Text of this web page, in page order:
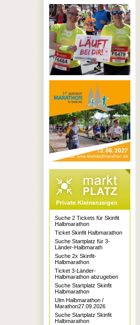
Suche 2 Tickets für Skinfit
Halbmarathon
Ticket Skinfit Halbmarathon
Suche Startplatz für 3-
Länder-Halbmarath
Suche 2x Skinfit-
Halbmarathon
Ticket 3-Länder-
Halbmarathon abzugeben
Suche Startplatz Skinfit
Halbmarathon
Ulm Halbmarathon /
Marathon27.09.2026
Suche Startplatz Skinfit
Halbmarathon